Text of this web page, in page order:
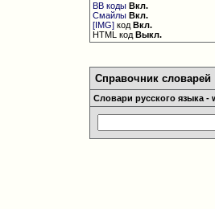
BB коды Вкл.
Смайлы Вкл.
[IMG] кодВкл.
HTML кодВыкл.
Справочник словарей
Словари русского языка -